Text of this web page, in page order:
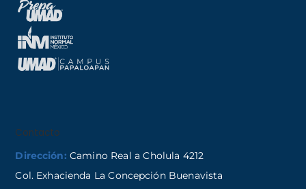
Contacto
Dirección: Camino Real a Cholula 4212
Col. Exhacienda La Concepción Buenavista